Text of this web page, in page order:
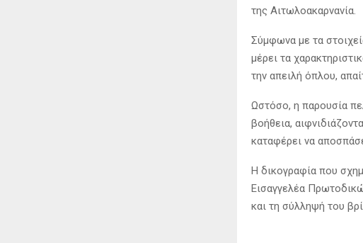
της Αιτωλοακαρνανία.
Σύμφωνα με τα
μέρει τα
την απειλή όπλου,
Ωστόσο, η παρουσία
βοήθεια,
καταφέρει να
Η δικογραφία που
Εισαγγελέα
και τη σύλληψή του